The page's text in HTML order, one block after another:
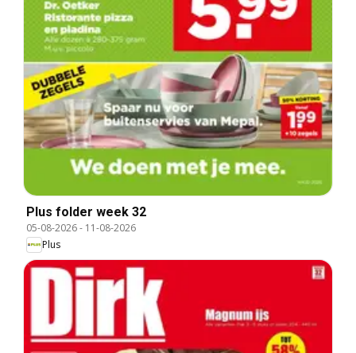
Plus folder week 32
05-08-2026- 11-08-2026
Plus